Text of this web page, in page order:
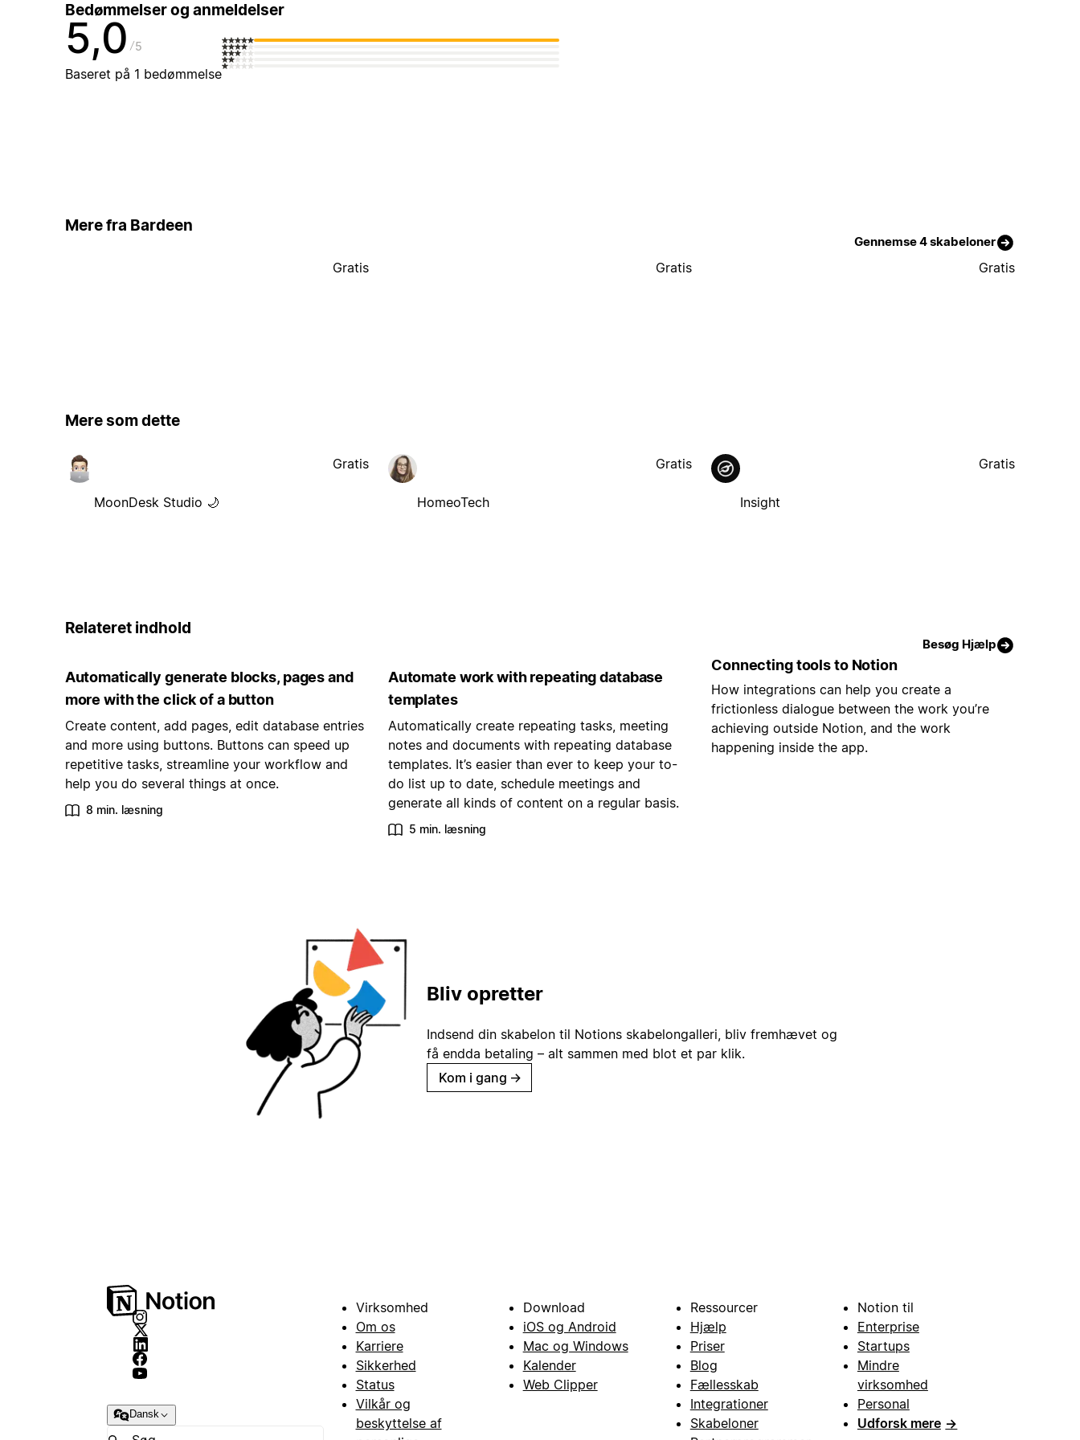
Bedømmelser og anmeldelser
5,0 5
Baseret på 1 bedømmelse
Mere fra Bardeen
Gennemse 4 skabeloner
Gratis Gratis Gratis
Mere som dette
MoonDesk Studio 🌙
Gratis
HomeoTech
Gratis
Insight
Gratis
Relateret indhold
Besøg Hjælp
Automatically generate blocks, pages and
more with the click of a button
Create content, add pages, edit database entries
and more using buttons. Buttons can speed up
repetitive tasks, streamline your workflow and
help you do several things at once.
8 min. læsning
Automate work with repeating database
templates
Automatically create repeating tasks, meeting
notes and documents with repeating database
templates. It’s easier than ever to keep your to-
do list up to date, schedule meetings and
generate all kinds of content on a regular basis.
5 min. læsning
Connecting tools to Notion
How integrations can help you create a
frictionless dialogue between the work you’re
achieving outside Notion, and the work
happening inside the app.
Bliv opretter
Indsend din skabelon til Notions skabelongalleri, bliv fremhævet og
få endda betaling – alt sammen med blot et par klik.
Kom i gang →
Dansk
Virksomhed
Om os
Karriere
Sikkerhed
Status
Vilkår og
beskyttelse af
Download
iOS og Android
Mac og Windows
Kalender
Web Clipper
Ressourcer
Hjælp
Priser
Blog
Fællesskab
Integrationer
Skabeloner
Notion til
Enterprise
Startups
Mindre
virksomhed
Personal
Udforsk mere →